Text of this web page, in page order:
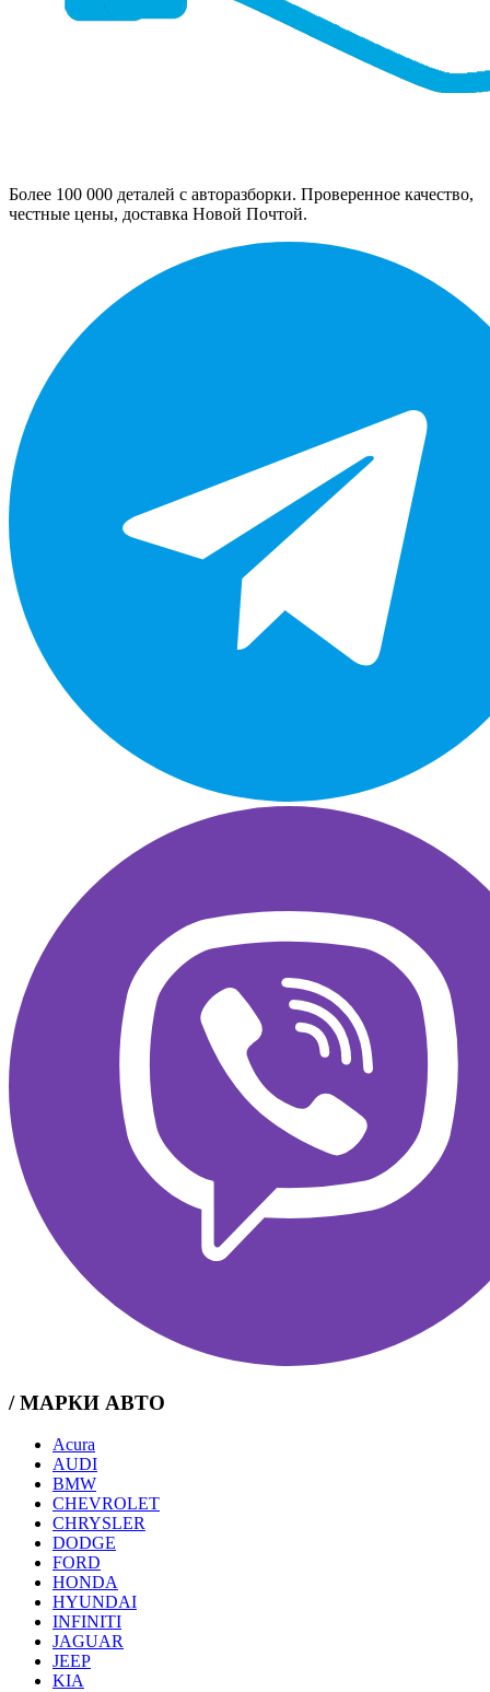
Более 100 000 деталей с авторазборки. Проверенное качество,
честные цены, доставка Новой Почтой.
/ МАРКИ АВТО
Acura
AUDI
BMW
CHEVROLET
CHRYSLER
DODGE
FORD
HONDA
HYUNDAI
INFINITI
JAGUAR
JEEP
KIA